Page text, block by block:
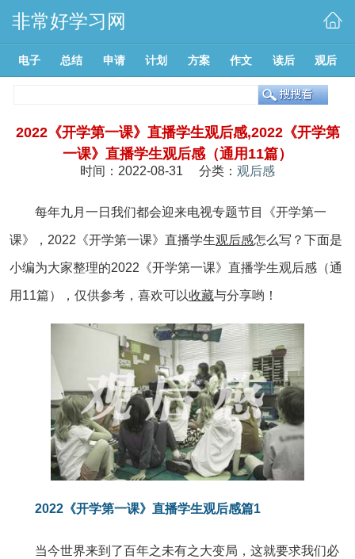
非常好学习网
电子 总结 申请 计划 方案 作文 读后 观后
2022《开学第一课》直播学生观后感,2022《开学第
一课》直播学生观后感（通用11篇）
时间：2022-08-31 分类： 观后感
每年九月一日我们都会迎来电视专题节目《开学第一
课》，2022《开学第一课》直播学生观后感怎么写？下面是
小编为大家整理的2022《开学第一课》直播学生观后感（通
用11篇），仅供参考，喜欢可以收藏与分享哟！
2022《开学第一课》直播学生观后感篇1
当今世界来到了百年之未有之大变局，这就要求我们必